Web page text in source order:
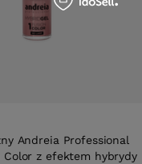
Andreia Professional
Color z efektem hybrydy